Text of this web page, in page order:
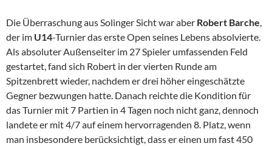
Die Überraschung aus Solinger Sicht war aber Robert Barche,
der im U14-Turnier das erste Open seines Lebens absolvierte.
Als absoluter Außenseiter im 27 Spieler umfassenden Feld
gestartet, fand sich Robert in der vierten Runde am
Spitzenbrett wieder, nachdem er drei höher eingeschätzte
Gegner bezwungen hatte. Danach reichte die Kondition für
das Turnier mit 7 Partien in 4 Tagen noch nicht ganz, dennoch
landete er mit 4/7 auf einem hervorragenden 8. Platz, wenn
man insbesondere berücksichtigt, dass er einen um fast 450